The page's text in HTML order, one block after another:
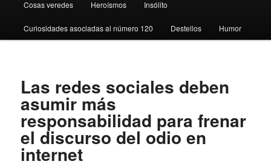
Cosas veredes Heroísmos Insólito
Curiosidades asociadas al número 120 Destellos Humor
Las redes sociales deben
asumir más
responsabilidad para frenar
el discurso del odio en
internet